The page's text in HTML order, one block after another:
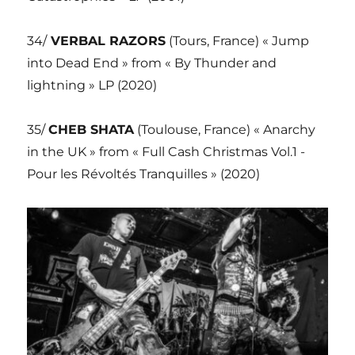
34/VERBAL RAZORS (Tours, France) « Jump
into Dead End » from « By Thunder and
lightning » LP (2020)
35/CHEB SHATA(Toulouse, France) « Anarchy
in the UK » from « Full Cash Christmas Vol.1 -
Pour les Révoltés Tranquilles » (2020)